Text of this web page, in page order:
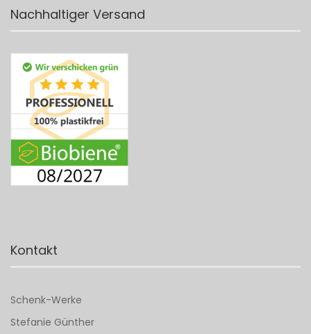
Nachhaltiger Versand
Kontakt
Schenk-Werke
Stefanie Günther